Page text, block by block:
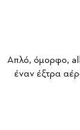
Απλό, όμορφο, all
έναν έξτρα